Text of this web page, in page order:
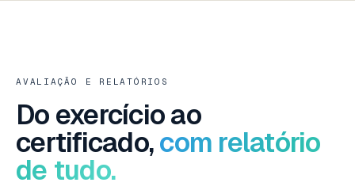
AVALIAÇÃO E RELATÓRIOS
Do exercício ao
certificado,com relatório
de tudo.